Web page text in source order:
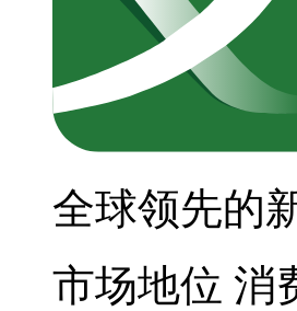
全球领先的
市场地位 消